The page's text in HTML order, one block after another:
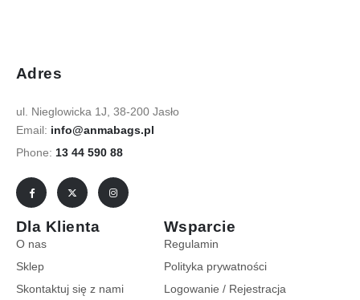
Adres
ul. Nieglowicka 1J, 38-200 Jasło
Email: info@anmabags.pl
Phone: 13 44 590 88
Dla Klienta
O nas
Sklep
Skontaktuj się z nami
Wsparcie
Regulamin
Polityka prywatności
Logowanie / Rejestracja